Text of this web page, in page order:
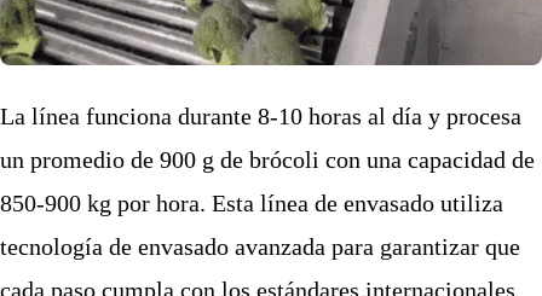
La línea funciona durante 8-10 horas al día y procesa
un promedio de 900 g de brócoli con una capacidad de
850-900 kg por hora. Esta línea de envasado utiliza
tecnología de envasado avanzada para garantizar que
cada paso cumpla con los estándares internacionales